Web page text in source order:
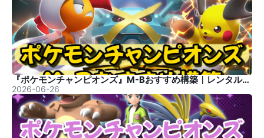
『ポケモンチャンピオンズ』M-Bおすすめ構築｜レンタル付き
2026-06-26